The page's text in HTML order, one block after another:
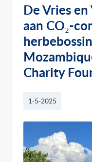
De Vries
aan CO₂-
Charity
1-5-2025